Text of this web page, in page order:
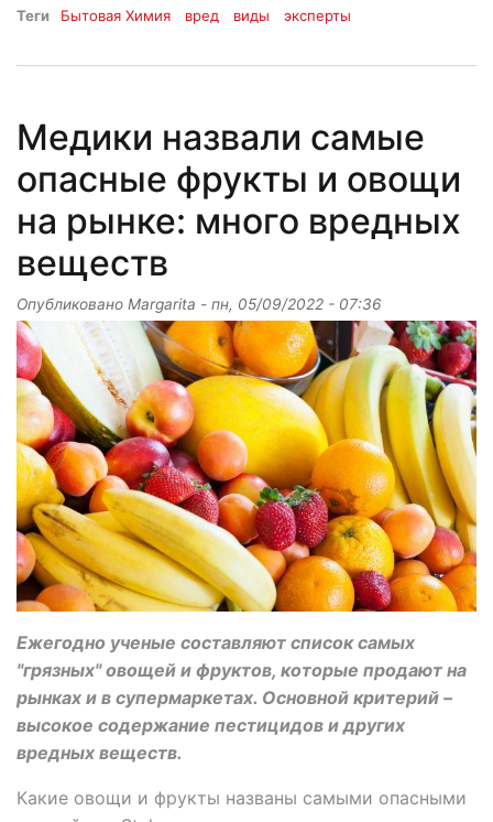
Теги Бытовая Химия вред виды эксперты
Медики назвали самые
опасные фрукты и овощи
на рынке: много вредных
веществ
Опубликовано Margarita - пн, 05/09/2022 - 07:36
Ежегодно ученые составляют список самых
"грязных" овощей и фруктов, которые продают на
рынках и в супермаркетах. Основной критерий –
высокое содержание пестицидов и других
вредных веществ.
Какие овощи и фрукты названы самыми опасными